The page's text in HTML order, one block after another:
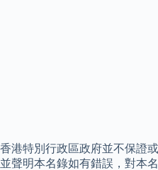
香港特別行政區政府並不保證
並聲明本名錄如有錯誤，對本